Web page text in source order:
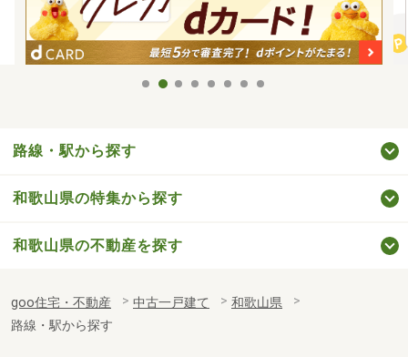
路線・駅から探す
和歌山県の特集から探す
和歌山県の不動産を探す
goo住宅・不動産 中古一戸建て
和歌山県
路線・駅から探す